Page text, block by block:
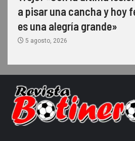
a pisar una cancha y hoy
es una alegría grande»
5 agosto, 2026